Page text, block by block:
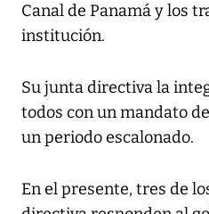
Canal de Panamá y los
institución.
Su junta directiva la
todos con un mandato
un periodo escalonado.
En el presente, tres de